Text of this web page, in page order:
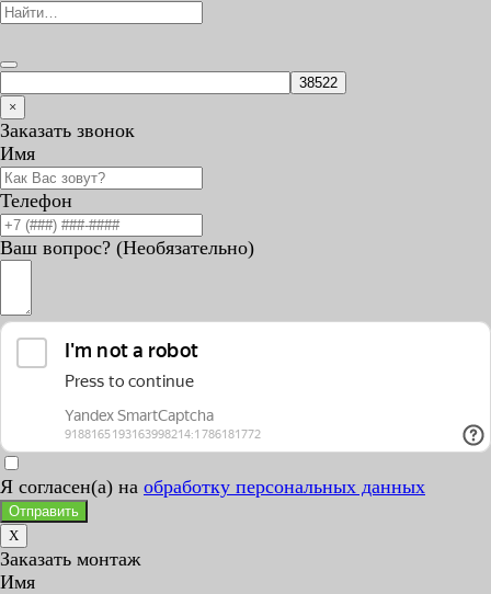
×
Заказать звонок
Имя
Телефон
Ваш вопрос? (Необязательно)
Я согласен(а) на обработку персональных данных
Отправить
X
Заказать монтаж
Имя